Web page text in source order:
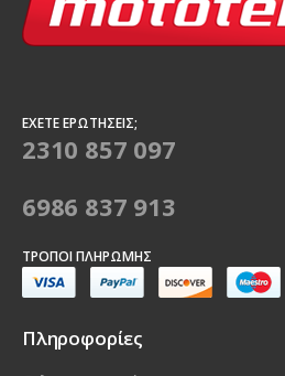
ΈΧΕΤΕ ΕΡΩΤΉΣΕΙΣ;
2310 857 097
6986 837 913
ΤΡΌΠΟΙ ΠΛΗΡΩΜΉΣ
Πληροφορίες